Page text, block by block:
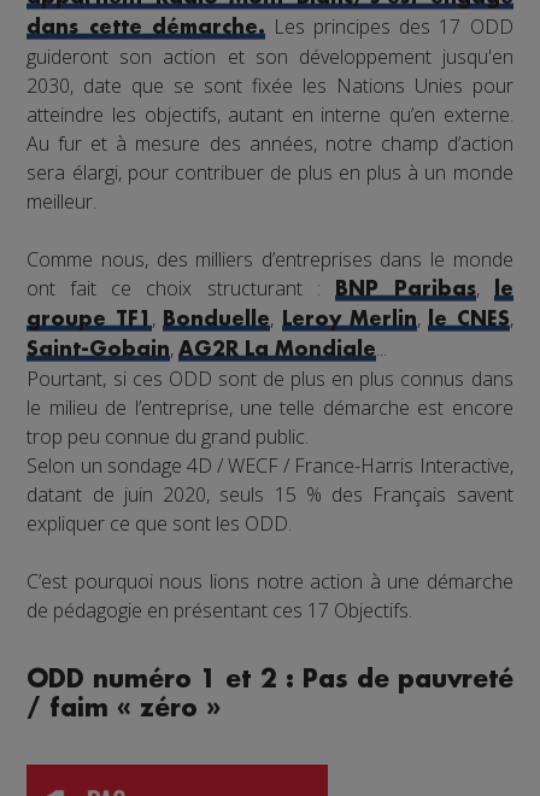
dans cette démarche.Les principes des 17 ODD
guideront son action et son développement jusqu'en
2030, date que se sont fixée les Nations Unies pour
atteindre les objectifs, autant en interne qu’en externe.
Au fur et à mesure des années, notre champ d’action
sera élargi, pour contribuer de plus en plus à un monde
meilleur.
Comme nous, des milliers d’entreprises dans le monde
ont fait ce choix structurant :
BNP Paribas,
le
groupe TF1 , Bonduelle, Leroy Merlin, le CNES,
Saint-Gobain,AG2R La Mondiale...
Pourtant, si ces ODD sont de plus en plus connus dans
le milieu de l’entreprise, une telle démarche est encore
trop peu connue du grand public.
Selon un sondage 4D / WECF / France-Harris Interactive,
datant de juin 2020, seuls 15 % des Français savent
expliquer ce que sont les ODD.
C’est pourquoi nous lions notre action à une démarche
de pédagogie en présentant ces 17 Objectifs.
ODD numéro 1 et 2 : Pas de pauvreté
/ faim « zéro »